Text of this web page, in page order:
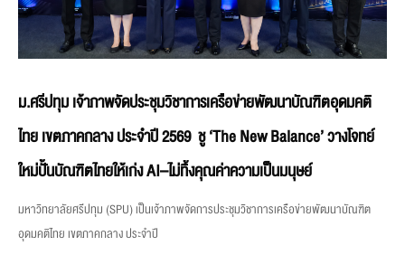
ม.ศรีปทุม เจ้าภาพจัดประชุมวิชาการเครือข่ายพัฒนาบัณฑิตอุดมคติ
ไทย เขตภาคกลาง ประจำปี 2569 ชู ‘The New Balance’ วางโจทย์
ใหม่ปั้นบัณฑิตไทยให้เก่ง AI–ไม่ทิ้งคุณค่าความเป็นมนุษย์
มหาวิทยาลัยศรีปทุม (SPU) เป็นเจ้าภาพจัดการประชุมวิชาการเครือข่ายพัฒนาบัณฑิต
อุดมคติไทย เขตภาคกลาง ประจำปี